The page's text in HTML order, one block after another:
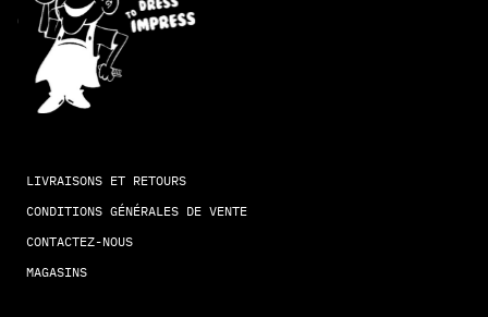
LIVRAISONS ET RETOURS
CONDITIONS GÉNÉRALES DE VENTE
CONTACTEZ-NOUS
MAGASINS